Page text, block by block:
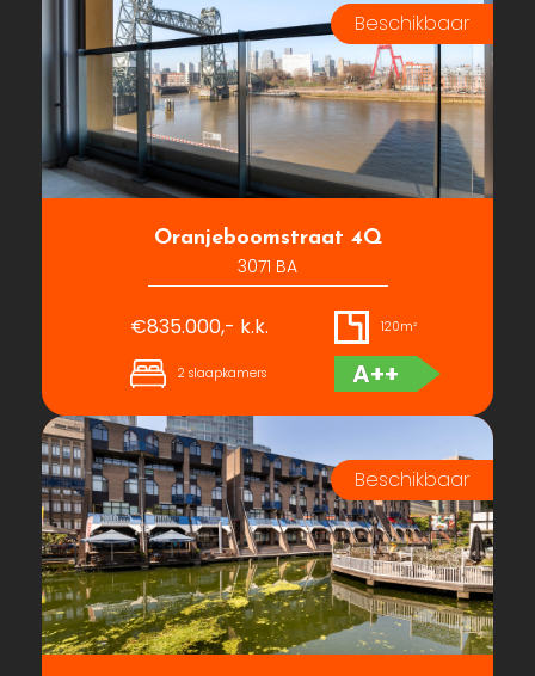
Oranjeboomstraat 4Q
3071 BA
€835.000,- k.k. 120m²
2 slaapkamers A++